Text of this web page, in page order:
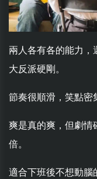
兩人各有各的能力，
大反派硬剛。
節奏很順滑，笑點密
爽是真的爽，但劇情
倍。
適合下班後不想動腦